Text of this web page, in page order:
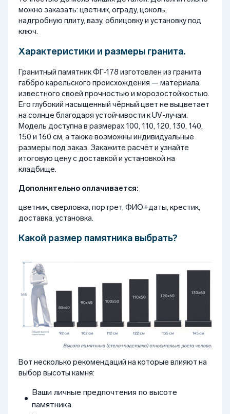
можно заказать: цветник, ограду, цоколь,
надгробную плиту, вазу, облицовку и установку под
ключ.
Характеристики и размеры гранита.
Гранитный памятник ФГ-178 изготовлен из гранита
габбро карельского происхождения — материала,
известного своей прочностью и морозостойкостью.
Его глубокий насыщенный чёрный цвет не выцветает
на солнце благодаря устойчивости к UV-лучам.
Модель доступна в размерах 100, 110, 120, 130, 140,
150 и 160 см, а также возможны индивидуальные
размеры под заказ. Закажите расчёт и узнайте
итоговую цену с доставкой и установкой на
кладбище.
Дополнительно оплачивается:
цветник, сверловка, портрет, ФИО+даты, крестик,
доставка, установка.
Какой размер памятника выбрать?
Вот несколько рекомендаций на которые влияют на
выбор высоты камня:
Ваши личные предпочтения по высоте
памятника.